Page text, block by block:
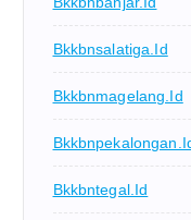
Bkkbnsalatiga.id
Bkkbnmagelang.id
Bkkbntegal.id